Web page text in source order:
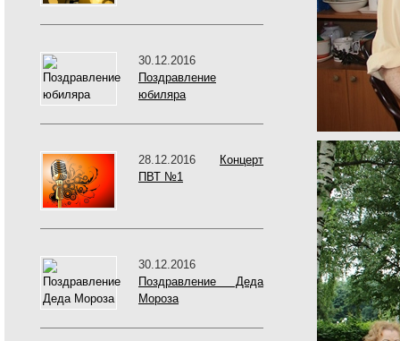
30.12.2016
Поздравление
юбиляра
28.12.2016
Концерт
ПВТ №1
30.12.2016
Поздравление Деда
Мороза